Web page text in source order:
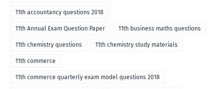
11th accountancy questions 2018
11th Annual Exam Question Paper 11th business maths questions
11th chemistry questions 11th chemistry study materials
11th commerce
11th commerce quarterly exam model questions 2018